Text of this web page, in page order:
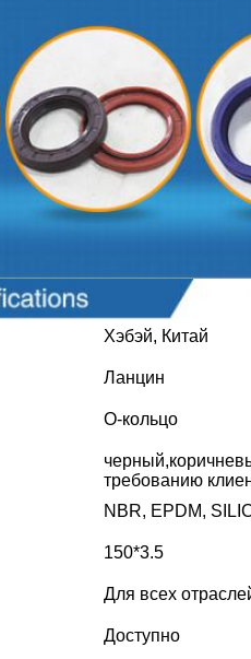
Хэбэй, Китай
Ланцин
О-кольцо
требованию
NBR, EPDM,
150*3.5
Для всех
Доступно